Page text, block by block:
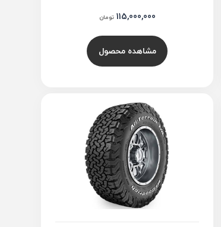
115,000,000 تومان
مشاهده محصول